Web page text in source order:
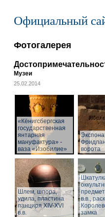
Официальный
Фотогалерея
Музеи
25.02.2014
«Кёнигсбергская
государственная
янтарная
мануфактура» -
ваза «Изобилие»
ворота
Шлем, шпора,
удила, пластина
панциря XIV-XVI
в.в.
в.в.,
замка